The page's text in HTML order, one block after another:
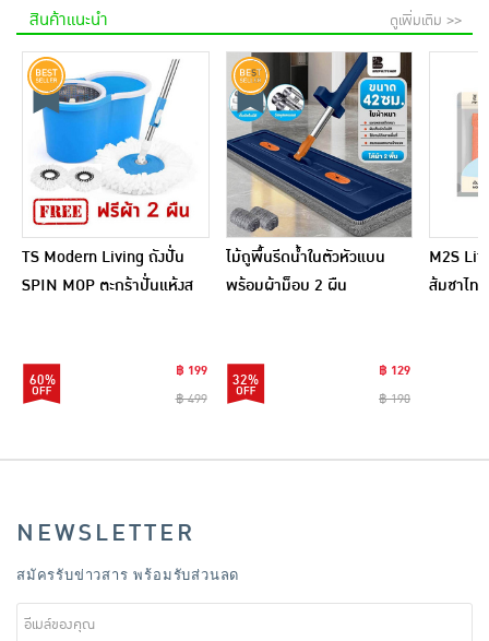
สินค้าแนะนำ ดูเพิ่มเติม >>
TS Modern Living ถังปั่น
SPIN MOP ตะกร้าปั่นแห้งส
60%
฿ 199
฿ 499
ไม้ถูพื้นรีดน้ำในตัวหัวแบน
พร้อมผ้าม็อบ 2 ผืน
32%
฿ 129
฿ 190
M2S
ส้มชาไท
NEWSLETTER
สมัครรับข่าวสาร พร้อมรับส่วนลด